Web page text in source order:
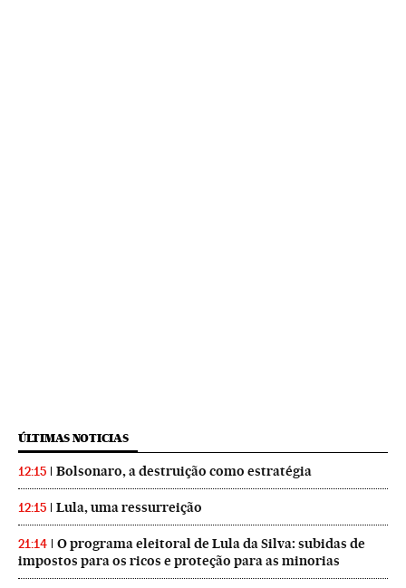
ÚLTIMAS NOTICIAS
12:15 Bolsonaro, a destruição como estratégia
12:15 Lula, uma ressurreição
21:14
O programa eleitoral de Lula da Silva: subidas de
impostos para os ricos e proteção para as minorias